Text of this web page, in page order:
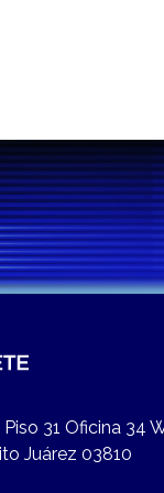
31 Oficina 34
Juárez 03810